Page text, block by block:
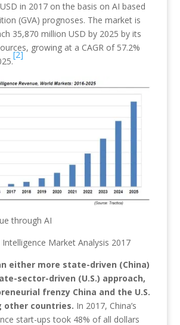
in 2017 on the basis on AI based
(GVA) prognoses. The market is
35,870 million USD by 2025 by its
growing at a CAGR of 57.2%
[2]
through AI
Market Analysis 2017
either more state-driven (China)
sector-driven (U.S.) approach,
frenzy China and the U.S.
other countries. In 2017, China’s
start-ups took 48% of all dollars